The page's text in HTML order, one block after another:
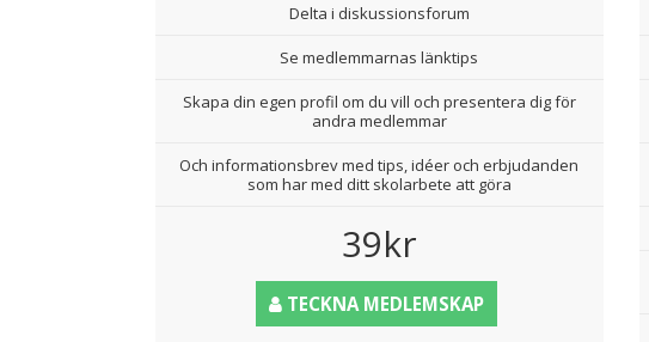
Delta i diskussionsforum
Se medlemmarnas länktips
Skapa din egen profil om du vill och presentera dig för
andra medlemmar
Och informationsbrev med tips, idéer och erbjudanden
som har med ditt skolarbete att göra
39kr
TECKNA MEDLEMSKAP